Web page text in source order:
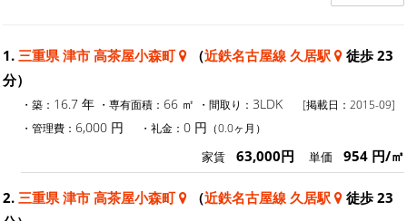
1. 三重県 津市 高茶屋小森町 （近鉄名古屋線 久居駅
徒歩 23
分）
・築： 16.7 年 ・専有面積： 66 ㎡ ・間取り： 3LDK
[掲載日：2015-09]
・管理費： 6,000 円 ・礼金： 0 円 （0.0ヶ月）
家賃 63,000円 単価 954 円/㎡
2. 三重県 津市 高茶屋小森町 （近鉄名古屋線 久居駅
徒歩 23